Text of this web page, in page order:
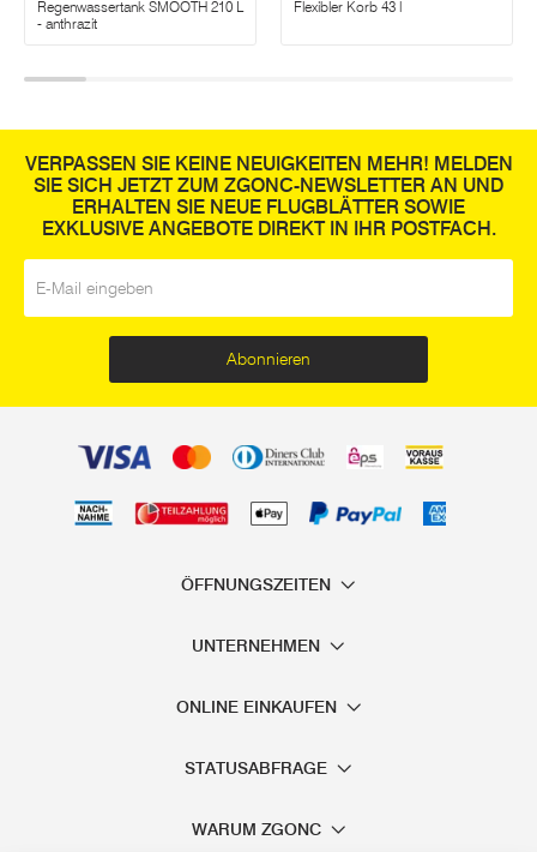
Regenwassertank SMOOTH 210 L
- anthrazit
Flexibler Korb 43 l
VERPASSEN SIE KEINE NEUIGKEITEN MEHR! MELDEN
SIE SICH JETZT ZUM ZGONC-NEWSLETTER AN UND
ERHALTEN SIE NEUE FLUGBLÄTTER SOWIE
EXKLUSIVE ANGEBOTE DIREKT IN IHR POSTFACH.
Abonnieren
ÖFFNUNGSZEITEN
UNTERNEHMEN
ONLINE EINKAUFEN
STATUSABFRAGE
WARUM ZGONC